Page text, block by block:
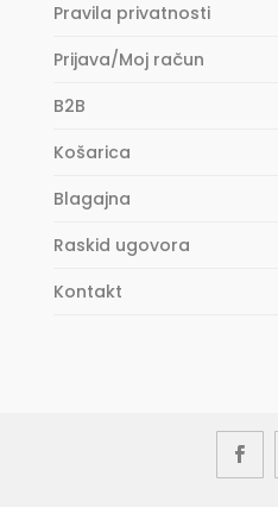
Pravila privatnosti
Prijava/Moj račun
B2B
Košarica
Blagajna
Raskid ugovora
Kontakt